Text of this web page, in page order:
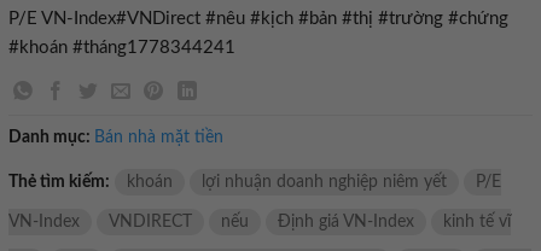
P/E VN-Index#VNDirect #nêu #kịch #bản #thị #trường #chứng
#khoán #tháng1778344241
Danh mục: Bán nhà mặt tiền
Thẻ tìm kiếm: khoán lợi nhuận doanh nghiệp niêm yết P/E
VN-Index VNDIRECT nếu Định giá VN-Index kinh tế vĩ